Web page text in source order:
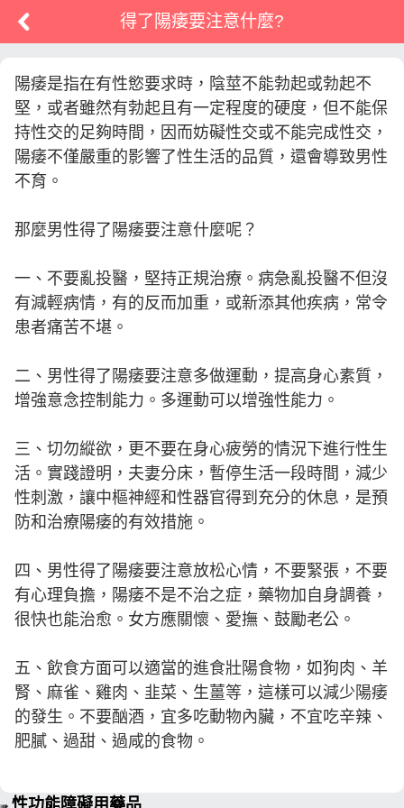
得了陽痿要注意什麼?
陽痿是指在有性慾要求時，陰莖不能勃起或勃起不
堅，或者雖然有勃起且有一定程度的硬度，但不能保
持性交的足夠時間，因而妨礙性交或不能完成性交，
陽痿不僅嚴重的影響了性生活的品質，還會導致男性
不育。
那麼男性得了陽痿要注意什麼呢？
一、不要亂投醫，堅持正規治療。病急亂投醫不但沒
有減輕病情，有的反而加重，或新添其他疾病，常令
患者痛苦不堪。
二、男性得了陽痿要注意多做運動，提高身心素質，
增強意念控制能力。多運動可以增強性能力。
三、切勿縱欲，更不要在身心疲勞的情況下進行性生
活。實踐證明，夫妻分床，暫停生活一段時間，減少
性刺激，讓中樞神經和性器官得到充分的休息，是預
防和治療陽痿的有效措施。
四、男性得了陽痿要注意放松心情，不要緊張，不要
有心理負擔，陽痿不是不治之症，藥物加自身調養，
很快也能治愈。女方應關懷、愛撫、鼓勵老公。
五、飲食方面可以適當的進食壯陽食物，如狗肉、羊
腎、麻雀、雞肉、韭菜、生薑等，這樣可以減少陽痿
的發生。不要酗酒，宜多吃動物內臟，不宜吃辛辣、
肥膩、過甜、過咸的食物。
性功能障礙用藥品